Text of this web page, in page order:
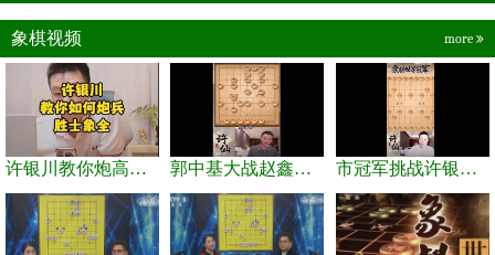
象棋视频 more
许银川教你炮高兵士象全如何赢士象全，简单四步即可 郭中基大战赵鑫鑫，许银川激情讲解 市冠军挑战许银川，急进中兵变化真激烈！